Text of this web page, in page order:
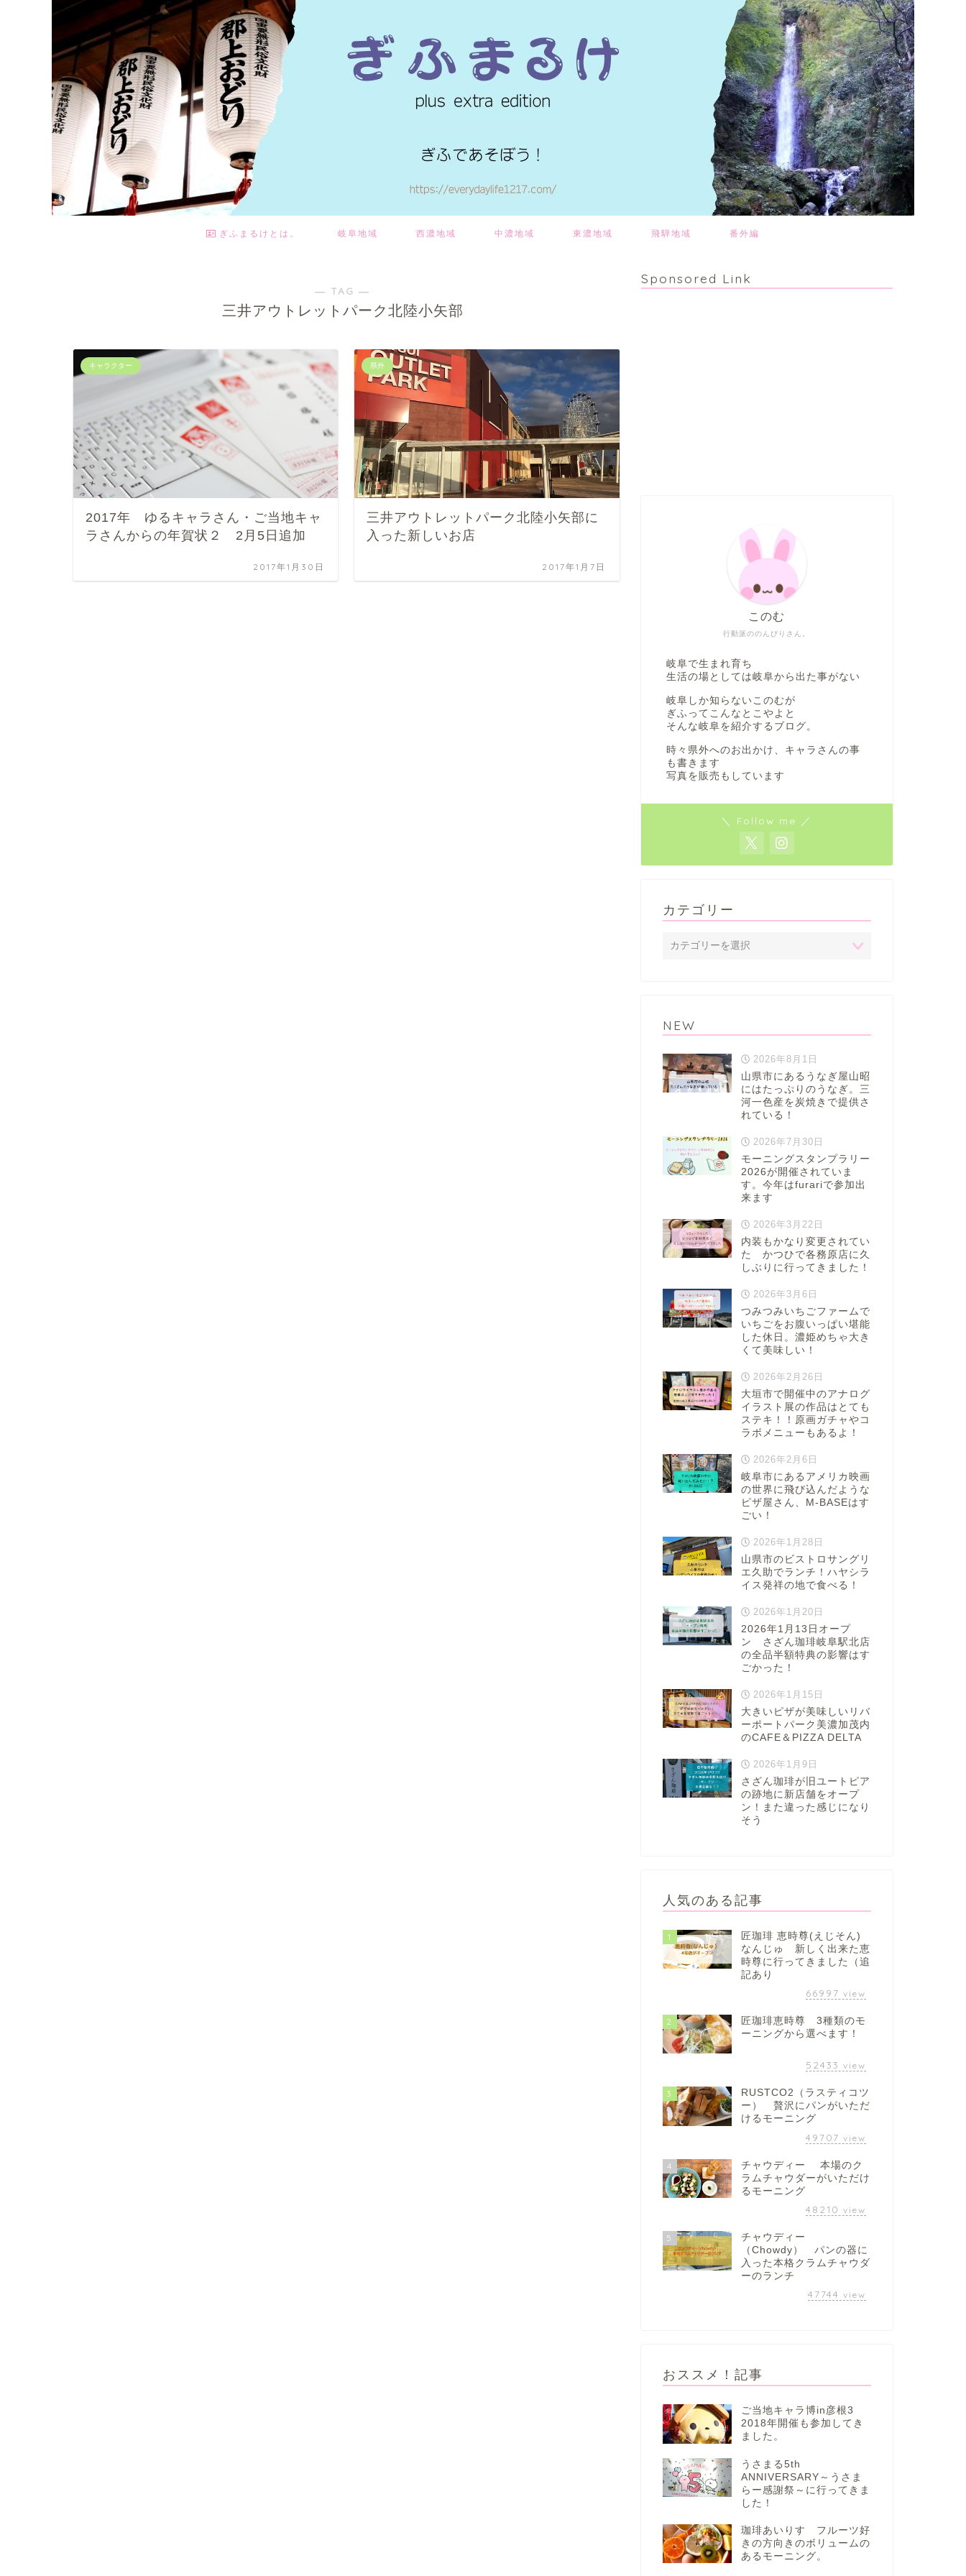
ぎふまるけとは。 岐阜地域 西濃地域 中濃地域 東濃地域 飛騨地域 番外編
― TAG ―
三井アウトレットパーク北陸小矢部
キャラクター
2017年 ゆるキャラさん・ご当地キャ
ラさんからの年賀状２ 2月5日追加
2017年1月30日
県外
三井アウトレットパーク北陸小矢部に
入った新しいお店
2017年1月7日
Sponsored Link
行動派ののんびりさん。
このむ
岐阜で生まれ育ち
生活の場としては岐阜から出た事がない
岐阜しか知らないこのむが
ぎふってこんなとこやよと
そんな岐阜を紹介するブログ。
時々県外へのお出かけ、キャラさんの事
も書きます
写真を販売もしています
＼ Follow me ／
カテゴリー
NEW
2026年8月1日
山県市にあるうなぎ屋山昭
にはたっぷりのうなぎ。三
河一色産を炭焼きで提供さ
れている！
2026年7月30日
モーニングスタンプラリー
2026が開催されていま
す。今年はfurariで参加出
来ます
2026年3月22日
内装もかなり変更されてい
た かつひで各務原店に久
しぶりに行ってきました！
2026年3月6日
つみつみいちごファームで
いちごをお腹いっぱい堪能
した休日。濃姫めちゃ大き
くて美味しい！
2026年2月26日
大垣市で開催中のアナログ
イラスト展の作品はとても
ステキ！！原画ガチャやコ
ラボメニューもあるよ！
2026年2月6日
岐阜市にあるアメリカ映画
の世界に飛び込んだような
ピザ屋さん、M-BASEはす
ごい！
2026年1月28日
山県市のビストロサングリ
エ久助でランチ！ハヤシラ
イス発祥の地で食べる！
2026年1月20日
2026年1月13日オープ
ン さざん珈琲岐阜駅北店
の全品半額特典の影響はす
ごかった！
2026年1月15日
大きいピザが美味しいリバ
ーポートパーク美濃加茂内
のCAFE＆PIZZA DELTA
2026年1月9日
さざん珈琲が旧ユートピア
の跡地に新店舗をオープ
ン！また違った感じになり
そう
人気のある記事
1
匠珈琲 恵時尊(えじそん)
なんじゅ 新しく出来た恵
時尊に行ってきました（追
記あり
66997 view
2
匠珈琲恵時尊 3種類のモ
ーニングから選べます！
52433 view
3
RUSTCO2（ラスティコツ
ー） 贅沢にパンがいただ
けるモーニング
49707 view
4
チャウディー 本場のク
ラムチャウダーがいただけ
るモーニング
48210 view
5
チャウディー
（Chowdy） パンの器に
入った本格クラムチャウダ
ーのランチ
47744 view
おススメ！記事
ご当地キャラ博in彦根3
2018年開催も参加してき
ました。
うさまる5th
ANNIVERSARY～うさま
らー感謝祭～に行ってきま
した！
珈琲あいりす フルーツ好
きの方向きのボリュームの
あるモーニング。